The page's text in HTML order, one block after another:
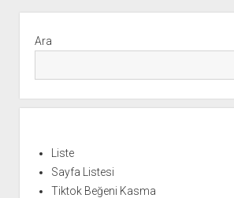
Menü
Ara
Liste
Sayfa Listesi
Tiktok Beğeni Kasma